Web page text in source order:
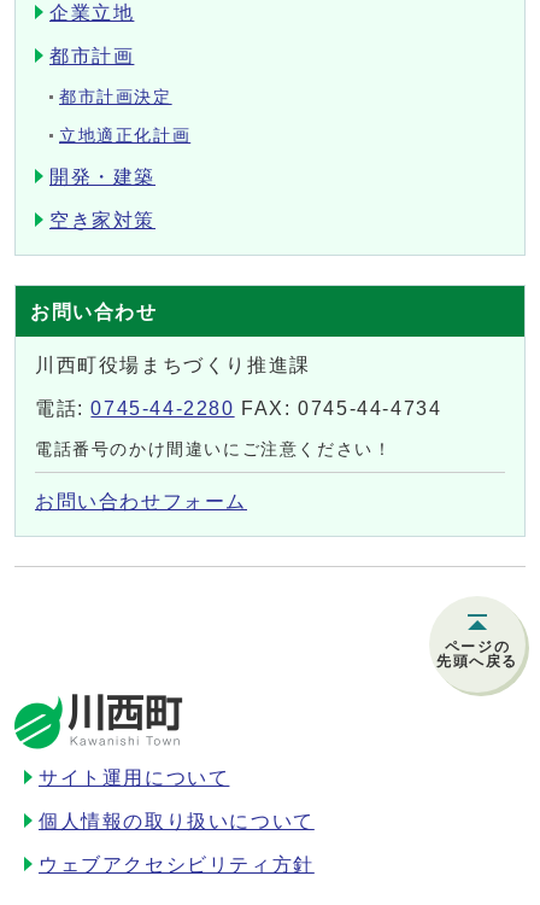
企業立地
都市計画
都市計画決定
立地適正化計画
開発・建築
空き家対策
お問い合わせ
川西町役場まちづくり推進課
電話:0745-44-2280 FAX: 0745-44-4734
電話番号のかけ間違いにご注意ください！
お問い合わせフォーム
ページの
先頭へ戻る
サイト運用について
個人情報の取り扱いについて
ウェブアクセシビリティ方針